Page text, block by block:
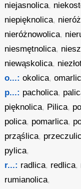
niejasnolica,
niepięknolica,
nieróżnowolica,
niesmętnolica,
niewąskolica,
o...: okolica,
p...: pacholica,
pięknolica, Pilica,
polica, pomarlica,
prząślica,
pylica,
r...: radlica, redlica,
rumianolica,